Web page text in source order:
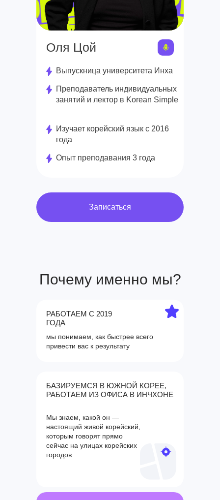
Оля Цой
Выпускница университета Инха
Изучает корейский язык с 2016
года
Опыт преподавания 3 года
Преподаватель индивидуальных
занятий и лектор в Korean Simple
Записаться
Почему именно мы?
РАБОТАЕМ С 2019
ГОДА
мы понимаем, как быстрее всего
привести вас к результату
БАЗИРУЕМСЯ В ЮЖНОЙ КОРЕЕ,
РАБОТАЕМ ИЗ ОФИСА В ИНЧХОНЕ
Мы знаем, какой он —
настоящий живой корейский,
которым говорят прямо
сейчас на улицах корейских
городов